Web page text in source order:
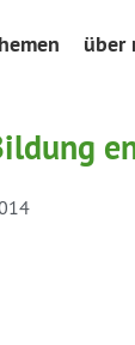
über